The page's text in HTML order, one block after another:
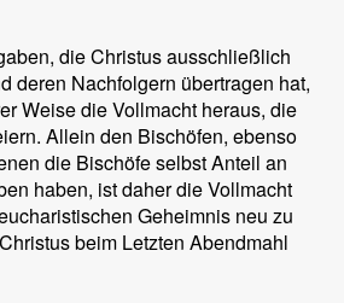
die Christus ausschließlich
deren Nachfolgern übertragen hat,
Weise die Vollmacht heraus, die
Allein den Bischöfen, ebenso
die Bischöfe selbst Anteil an
haben, ist daher die Vollmacht
Geheimnis neu zu
beim Letzten Abendmahl